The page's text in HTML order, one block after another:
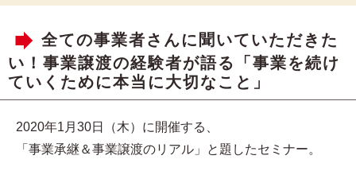
全ての事業者さんに聞いていただきた
い！事業譲渡の経験者が語る「事業を続け
ていくために本当に大切なこと」
2020年1月30日（木）に開催する、
「事業承継＆事業譲渡のリアル」と題したセミナー。